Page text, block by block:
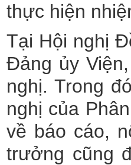
thực hiện
Tại Hội nghị
Đảng ủy
nghị. Trong
nghị của
về báo cáo,
trưởng cũng